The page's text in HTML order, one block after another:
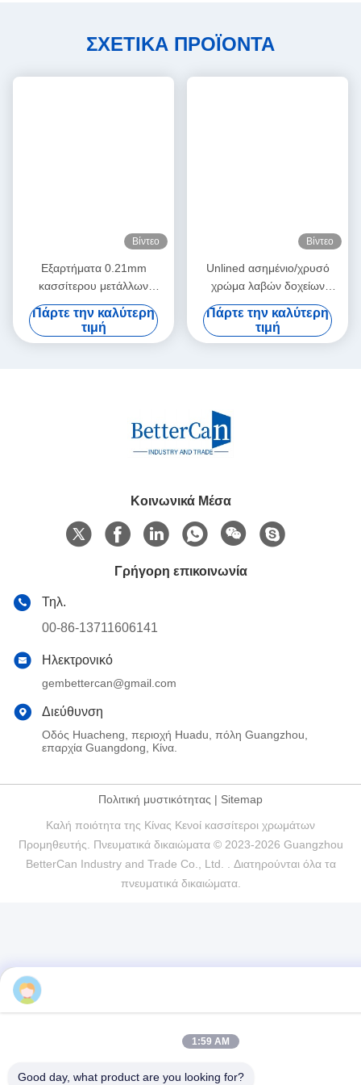
ΣΧΕΤΙΚΑ ΠΡΟΪΟΝΤΑ
Βίντεο
Εξαρτήματα 0.21mm
κασσίτερου μετάλλων
τετραγωνική λαβή
εμπορευματοκιβωτίων
κασσίτερου
Πάρτε την καλύτερη
τιμή
Βίντεο
Unlined ασημένιο/χρυσό
χρώμα λαβών δοχείων
κασσίτερου επιφάνειας για
την ορθογώνια κορυφή
Πάρτε την καλύτερη
τιμή
Κοινωνικά Μέσα
Γρήγορη επικοινωνία
Τηλ.
00-86-13711606141
Ηλεκτρονικό
gembettercan@gmail.com
Διεύθυνση
Οδός Huacheng, περιοχή Huadu, πόλη Guangzhou,
επαρχία Guangdong, Κίνα.
Πολιτική μυστικότητας | Sitemap
Καλή ποιότητα της Κίνας Κενοί κασσίτεροι χρωμάτων
Προμηθευτής. Πνευματικά δικαιώματα © 2023-2026 Guangzhou
BetterCan Industry and Trade Co., Ltd. . Διατηρούνται όλα τα
πνευματικά δικαιώματα.
1:59 AM
Good day, what product are you looking for?